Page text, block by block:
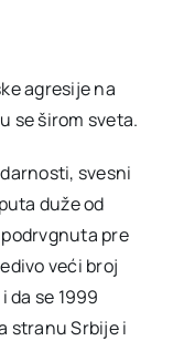
agresije na
se širom sveta.
svesni
duže od
pre
veći broj
da se 1999
stranu Srbije i